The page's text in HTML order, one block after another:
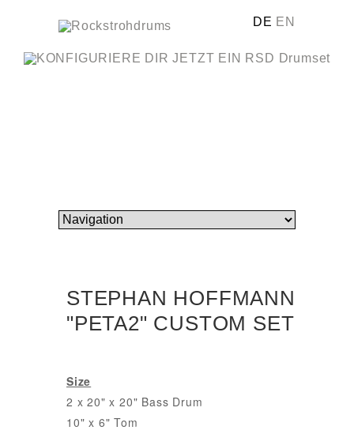
DE EN
STEPHAN HOFFMANN
"PETA2" CUSTOM SET
Size
2 x 20" x 20" Bass Drum
10" x 6" Tom